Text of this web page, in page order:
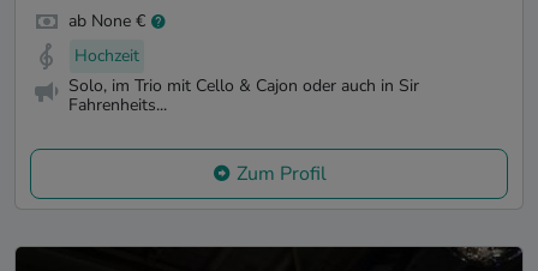
ab None €
Hochzeit
Solo, im Trio mit Cello & Cajon oder auch in Sir
Fahrenheits...
Zum Profil